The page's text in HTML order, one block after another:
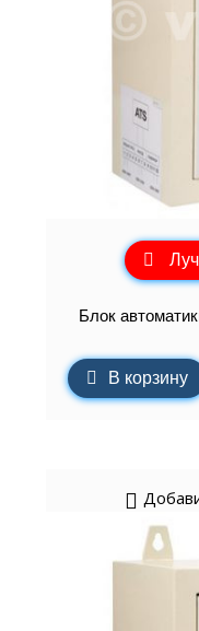
Блок
В корзину